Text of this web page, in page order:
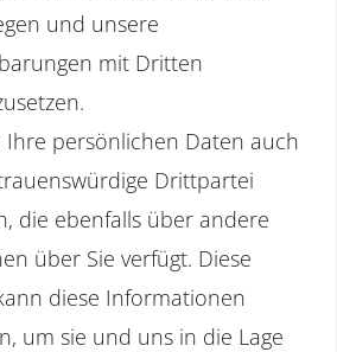
und unsere
mit Dritten
persönlichen Daten auch
Drittpartei
die ebenfalls über andere
über Sie verfügt. Diese
diese Informationen
um sie und uns in die Lage